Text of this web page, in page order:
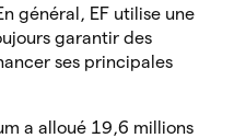
général, EF utilise une
garantir des
ses principales
a alloué 19,6 millions